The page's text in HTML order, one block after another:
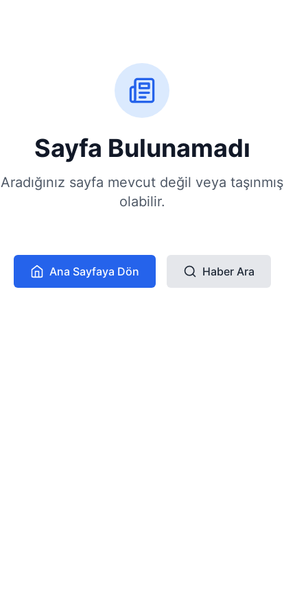
Sayfa Bulunamadı
Aradığınız sayfa mevcut değil veya taşınmış
olabilir.
Ana Sayfaya Dön Haber Ara